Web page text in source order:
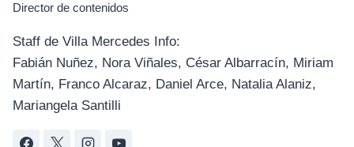
Director de contenidos
Staff de Villa Mercedes Info:
Fabián Nuñez, Nora Viñales, César Albarracín, Miriam
Martín, Franco Alcaraz, Daniel Arce, Natalia Alaniz,
Mariangela Santilli